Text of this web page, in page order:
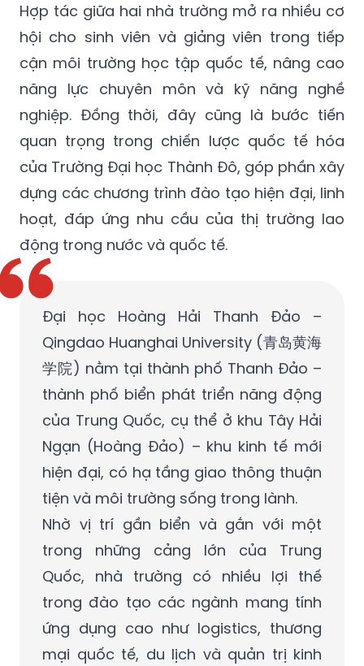
Hợp tác giữa hai nhà trường mở ra nhiều cơ
hội cho sinh viên và giảng viên trong tiếp
cận môi trường học tập quốc tế, nâng cao
năng lực chuyên môn và kỹ năng nghề
nghiệp. Đồng thời, đây cũng là bước tiến
quan trọng trong chiến lược quốc tế hóa
của Trường Đại học Thành Đô, góp phần xây
dựng các chương trình đào tạo hiện đại, linh
hoạt, đáp ứng nhu cầu của thị trường lao
động trong nước và quốc tế.
Đại học Hoàng Hải Thanh Đảo –
Qingdao Huanghai University (青岛黄海
学院) nằm tại thành phố Thanh Đảo –
thành phố biển phát triển năng động
của Trung Quốc, cụ thể ở khu Tây Hải
Ngạn (Hoàng Đảo) – khu kinh tế mới
hiện đại, có hạ tầng giao thông thuận
tiện và môi trường sống trong lành.
Nhờ vị trí gần biển và gắn với một
trong những cảng lớn của Trung
Quốc, nhà trường có nhiều lợi thế
trong đào tạo các ngành mang tính
ứng dụng cao như logistics, thương
mại quốc tế, du lịch và quản trị kinh